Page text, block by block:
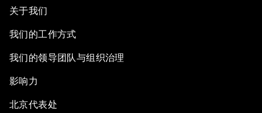
关于我们
我们的工作方式
我们的领导团队与组织治理
影响力
北京代表处